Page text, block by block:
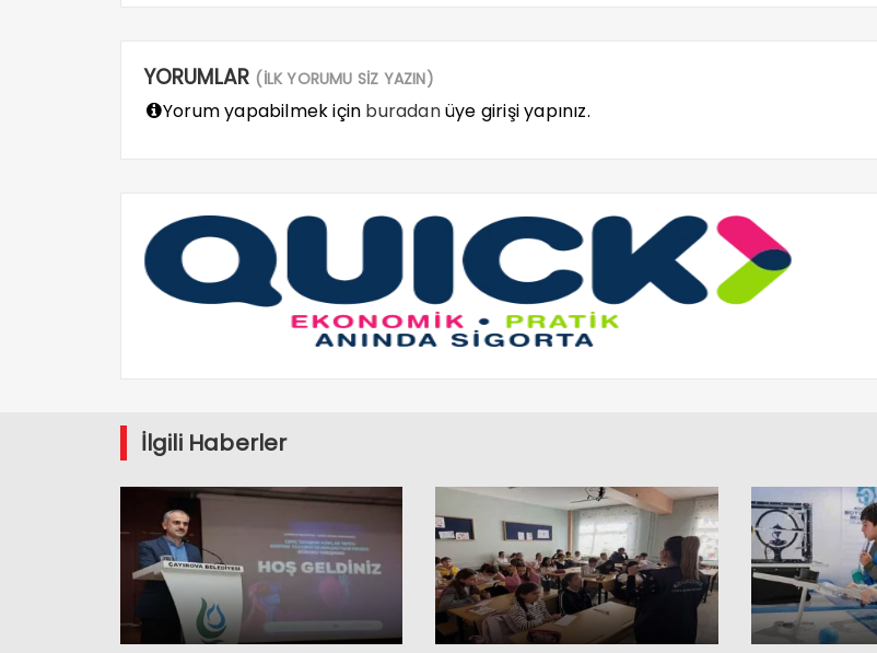
YORUMLAR (İLK YORUMU SİZ YAZIN)
Yorum yapabilmek için buradanüye girişi yapınız.
İlgili Haberler